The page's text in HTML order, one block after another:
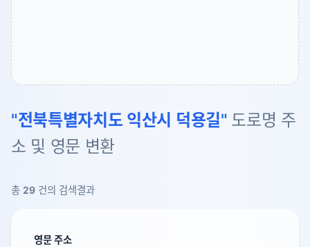
"전북특별자치도 익산시 덕용길" 도로명 주
소 및 영문 변환
총 29 건의 검색결과
영문 주소